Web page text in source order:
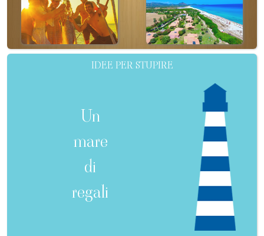
IDEE PER STUPIRE
Un
mare
di
regali